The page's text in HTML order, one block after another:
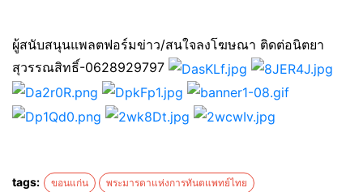
ผู้สนับสนุนแพลตฟอร์มข่าว/สนใจลงโฆษณา ติดต่อนิตยา
สุวรรณสิทธิ์-0628929797
tags: ขอนแก่น พระมารดาแห่งการทันตแพทย์ไทย